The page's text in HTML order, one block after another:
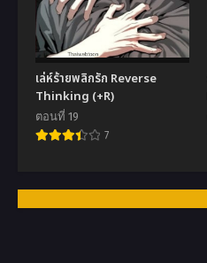
เล่ห์ร้ายพลิกรัก Reverse
Thinking (+R)
ตอนที่ 19
7